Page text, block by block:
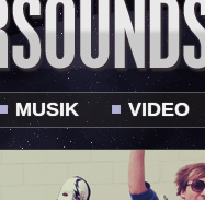
MUSIK VIDEO